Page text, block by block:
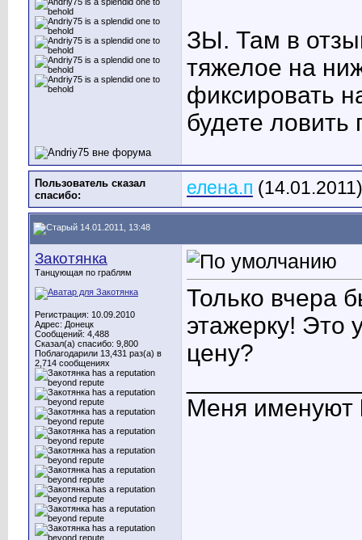
ЗЫ. Там в
тяжелое на
фиксировать
будете ловить
Пользователь сказал
cпасибо:
елена.п (14.01.2011)
14.01.2011, 13:48
Закотянка
Танцующая по граблям
Регистрация: 10.09.2010
Адрес: Донецк
Сообщений: 4,488
Сказал(а) спасибо: 9,800
Поблагодарили 13,431 раз(а) в
2,714 сообщениях
Только вчера
этажерку! Это
цену?
Меня именуют